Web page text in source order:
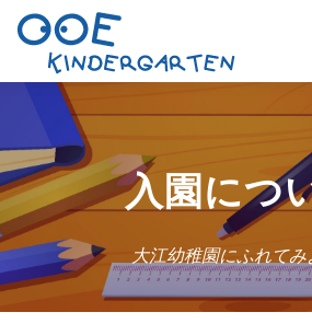
テ
ツ
へ
ス
ッ
園長挨拶
入園概要 ブログ お問い合わせ
入園につ
大江幼稚園にふれてみ